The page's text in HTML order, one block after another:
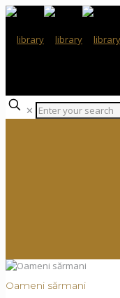
✕
Oameni sărmani